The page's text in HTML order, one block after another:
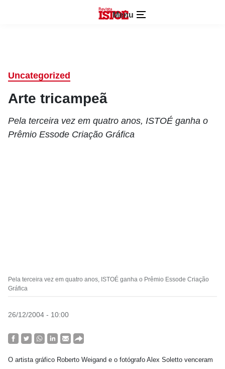
Menu
Uncategorized
Arte tricampeã
Pela terceira vez em quatro anos, ISTOÉ ganha o
Prêmio Essode Criação Gráfica
Pela terceira vez em quatro anos, ISTOÉ ganha o Prêmio Essode Criação
Gráfica
26/12/2004 - 10:00
O artista gráfico Roberto Weigand e o fotógrafo Alex Soletto venceram